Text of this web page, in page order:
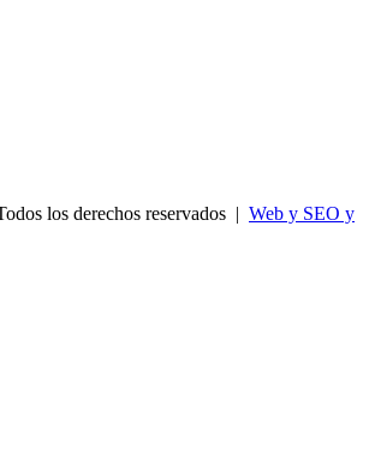
los derechos reservados | Web y SEO y